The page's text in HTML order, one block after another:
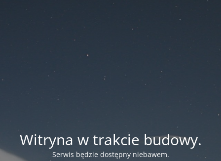
Witryna w trakcie budowy.
Serwis będzie dostępny niebawem.